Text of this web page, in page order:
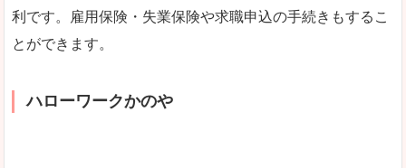
利です。雇用保険・失業保険や求職申込の手続きもするこ
とができます。
ハローワークかのや